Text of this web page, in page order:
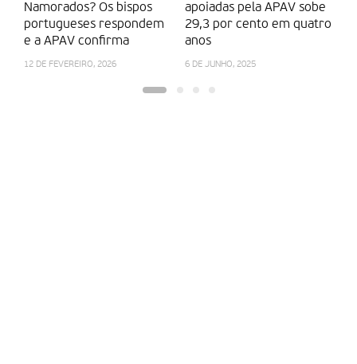
Namorados? Os bispos
portugueses respondem
e a APAV confirma
12 DE FEVEREIRO, 2026
apoiadas pela APAV sobe
29,3 por cento em quatro
anos
6 DE JUNHO, 2025